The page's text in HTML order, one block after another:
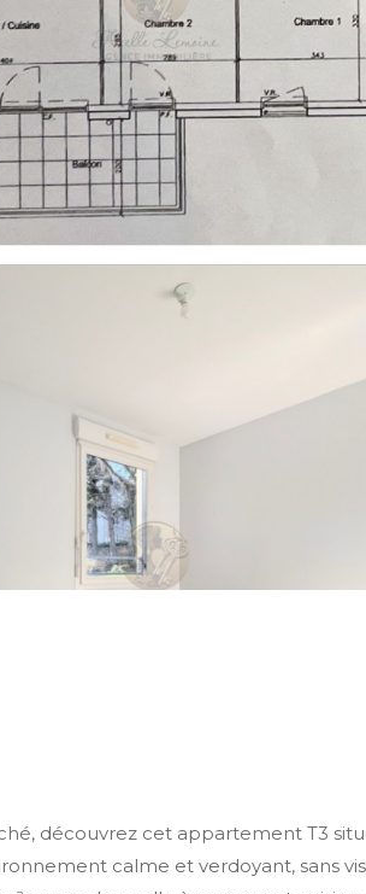
découvrez cet appartement T3
calme et verdoyant, sans